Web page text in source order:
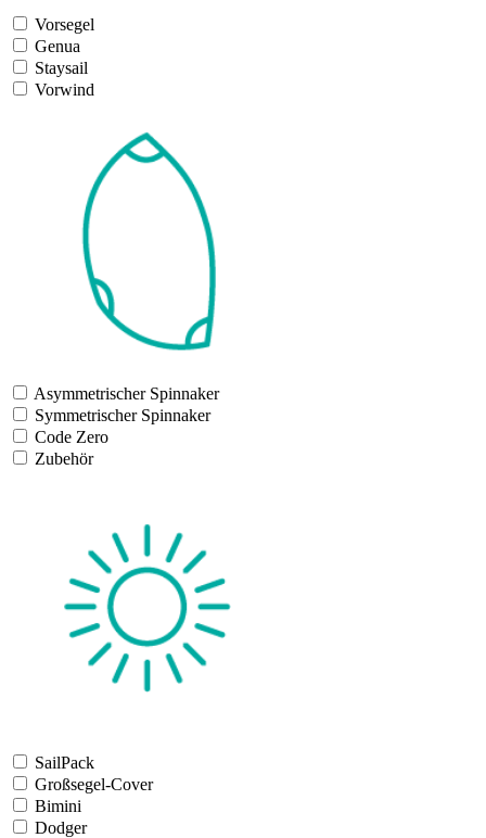
Vorsegel
Genua
Staysail
Vorwind
Asymmetrischer Spinnaker
Symmetrischer Spinnaker
Code Zero
Zubehör
SailPack
Großsegel-Cover
Bimini
Dodger